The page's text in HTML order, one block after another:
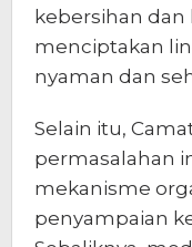
kebersihan
menciptakan
nyaman dan
Selain itu,
permasalahan
mekanisme
penyampaian